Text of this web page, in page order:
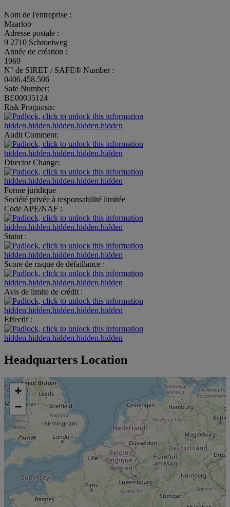
Nom de l'entreprise :
Maarioo
Adresse postale :
9 2710 Schroeiweg
Année de création :
1969
N° de SIRET / SAFE® Number :
0406.458.506
Safe Number:
BE00035124
Risk Prognosis:
hidden.hidden.hidden.hidden.hidden
Audit Comment:
hidden.hidden.hidden.hidden.hidden
Director Change:
hidden.hidden.hidden.hidden.hidden
Forme juridique
Société privée à responsabilité limitée
Code APE/NAF :
hidden.hidden.hidden.hidden.hidden
Statut :
hidden.hidden.hidden.hidden.hidden
Score de risque de défaillance :
hidden.hidden.hidden.hidden.hidden
Avis de limite de crédit :
hidden.hidden.hidden.hidden.hidden
Effectif :
hidden.hidden.hidden.hidden.hidden
Headquarters Location
+
−